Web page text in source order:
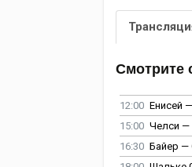
Смотрите
12:00 Енисей
15:00 Челси —
16:30 Байер —